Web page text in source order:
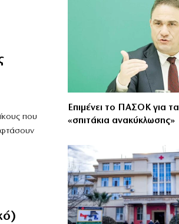
που
φτάσουν
Επιμένει το ΠΑΣΟΚ για τα
«σπιτάκια ανακύκλωσης»